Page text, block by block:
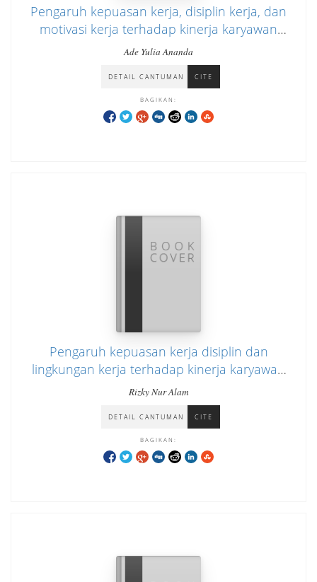
Pengaruh kepuasan kerja, disiplin kerja, dan
motivasi kerja terhadap kinerja karyawan
pada PT. Pos Indonesia Kantor Lapangan
Banteng, Jakarta
Ade Yulia Ananda
DETAIL CANTUMAN CITE
BAGIKAN:
Pengaruh kepuasan kerja disiplin dan
lingkungan kerja terhadap kinerja karyawan
di PT. ABB Sakti Industri Cibitung
Rizky Nur Alam
DETAIL CANTUMAN CITE
BAGIKAN: